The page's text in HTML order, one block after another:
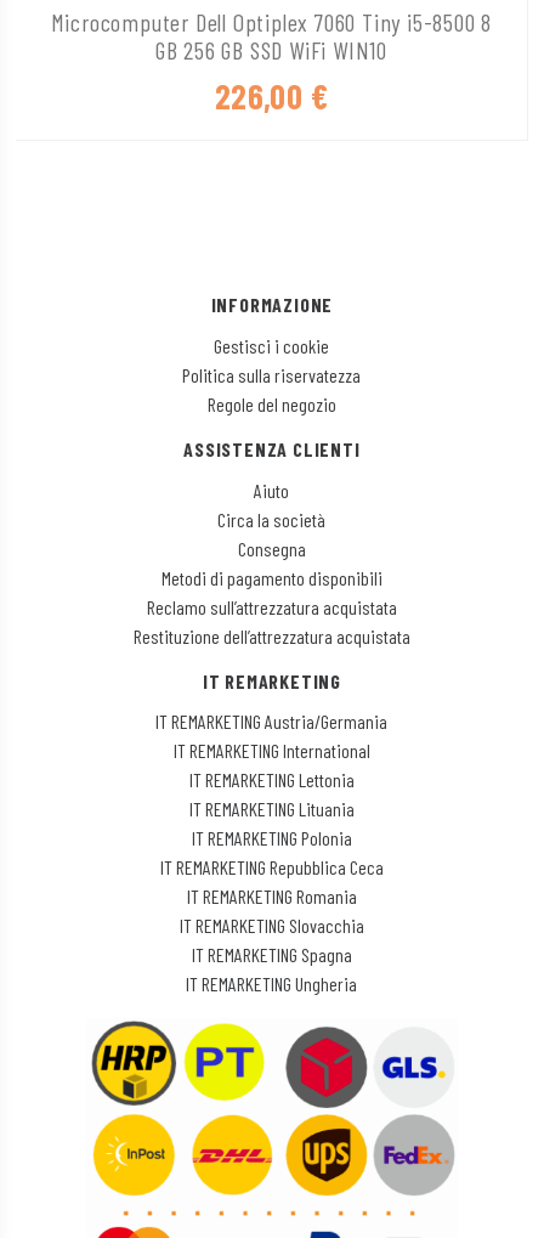
Microcomputer Dell Optiplex 7060 Tiny i5-8500 8
GB 256 GB SSD WiFi WIN10
226,00 €
INFORMAZIONE
Gestisci i cookie
Politica sulla riservatezza
Regole del negozio
ASSISTENZA CLIENTI
Aiuto
Circa la società
Consegna
Metodi di pagamento disponibili
Reclamo sull’attrezzatura acquistata
Restituzione dell’attrezzatura acquistata
IT REMARKETING
IT REMARKETING Austria/Germania
IT REMARKETING International
IT REMARKETING Lettonia
IT REMARKETING Lituania
IT REMARKETING Polonia
IT REMARKETING Repubblica Ceca
IT REMARKETING Romania
IT REMARKETING Slovacchia
IT REMARKETING Spagna
IT REMARKETING Ungheria